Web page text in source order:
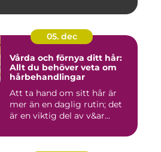
05. dec
Vårda och förnya ditt hår:
Allt du behöver veta om
hårbehandlingar
Att ta hand om sitt hår är
mer än en daglig rutin; det
är en viktig del av v&ar...